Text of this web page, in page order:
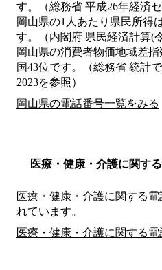
す。（総務省 平成26年経済
岡山県の1人あたり県民所得
す。（内閣府 県民経済計算(
岡山県の消費者物価地域差
国43位です。（総務省 統計
2023を参照）
岡山県の電話番号一覧をみる
医療・健康・介護に関す
医療・健康・介護に関する電
れています。
医療・健康・介護に関する